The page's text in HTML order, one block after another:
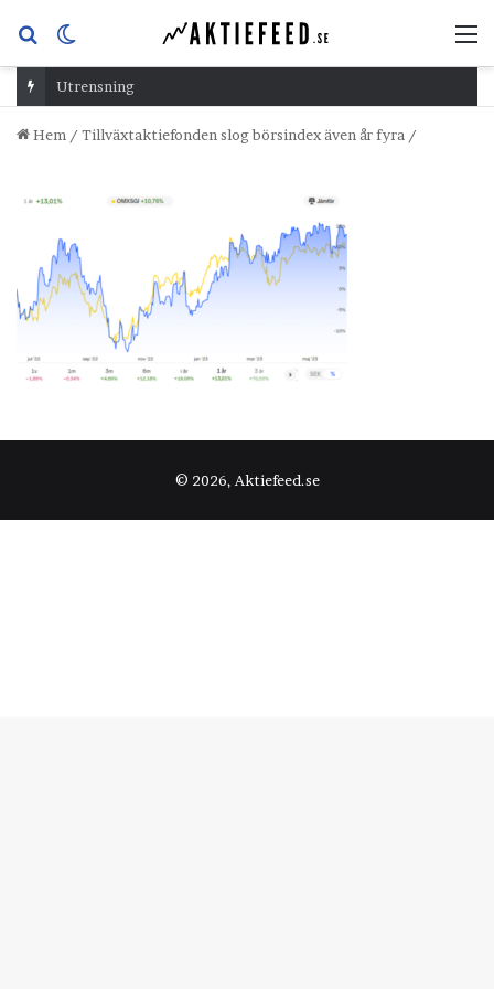
Sök
efterskin
Utrensning
Hem / Tillväxtaktiefonden slog börsindex även år fyra /
© 2026, Aktiefeed.se